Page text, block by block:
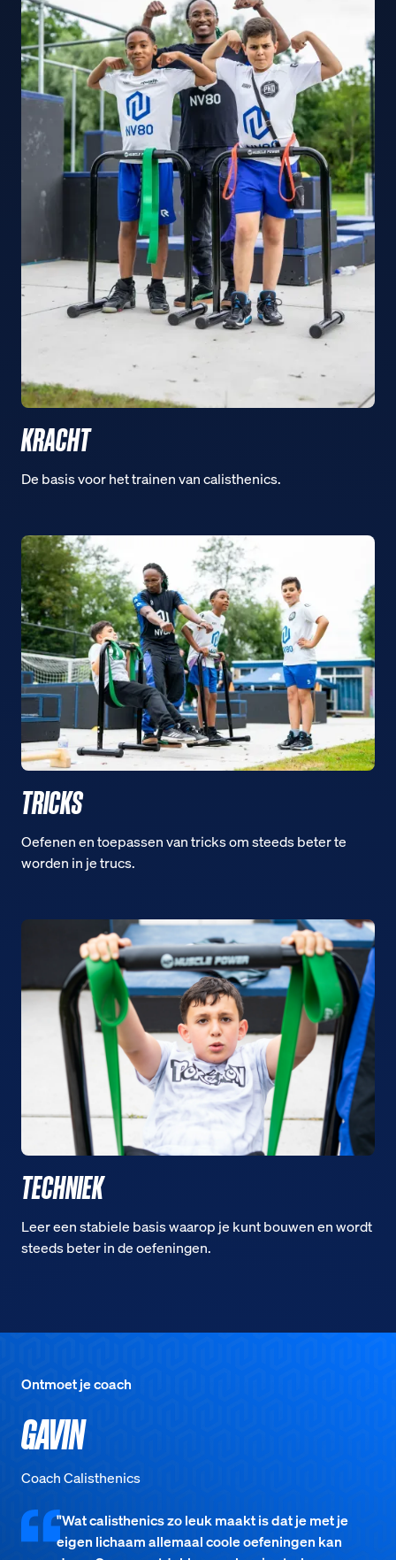
KRACHT
De basis voor het trainen van calisthenics.
TRICKS
Oefenen en toepassen van tricks om steeds beter te
worden in je trucs.
TECHNIEK
Leer een stabiele basis waarop je kunt bouwen en wordt
steeds beter in de oefeningen.
Ontmoet je coach
GAVIN
Coach Calisthenics
"Wat calisthenics zo leuk maakt is dat je met je
eigen lichaam allemaal coole oefeningen kan